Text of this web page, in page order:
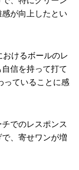
が向上したとい
けるボールのレ
信を持って打て
っていることに感
でのレスポンス
、寄せワンが増